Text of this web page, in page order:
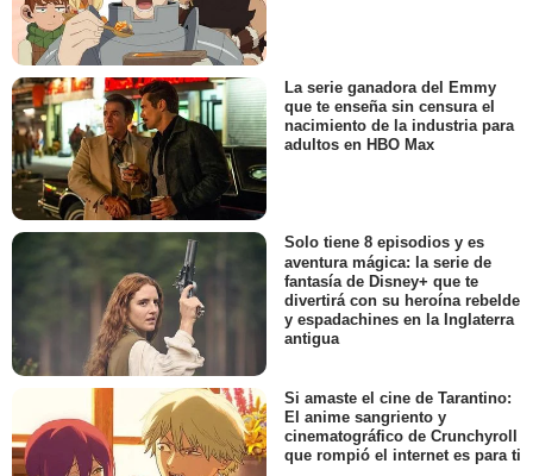
La serie ganadora del Emmy
que te enseña sin censura el
nacimiento de la industria para
adultos en HBO Max
Solo tiene 8 episodios y es
aventura mágica: la serie de
fantasía de Disney+ que te
divertirá con su heroína rebelde
y espadachines en la Inglaterra
antigua
Si amaste el cine de Tarantino:
El anime sangriento y
cinematográfico de Crunchyroll
que rompió el internet es para ti